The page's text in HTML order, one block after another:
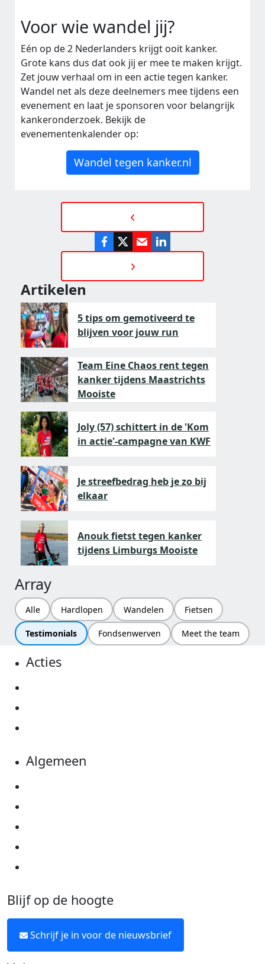
Voor wie wandel jij?
Eén op de 2 Nederlanders krijgt ooit kanker.
Grote kans dus dat ook jij er mee te maken krijgt.
Zet jouw verhaal om in een actie tegen kanker.
Wandel net als deze deelnemers mee tijdens een
evenement en laat je sponsoren voor belangrijk
kankeronderzoek. Bekijk de
evenementenkalender op:
Wandel tegen kanker.nl
Artikelen
5 tips om gemotiveerd te
blijven voor jouw run
Team Eine Chaos rent tegen
kanker tijdens Maastrichts
Mooiste
Joly (57) schittert in de 'Kom
in actie'-campagne van KWF
Je streefbedrag heb je zo bij
elkaar
Anouk fietst tegen kanker
tijdens Limburgs Mooiste
Array
Alle Hardlopen Wandelen Fietsen
Testimonials Fondsenwerven Meet the team
Acties
Algemeen
Blijf op de hoogte
Schrijf je in voor de nieuwsbrief